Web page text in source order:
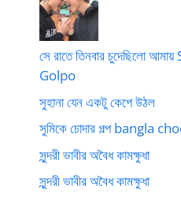
সে রাতে তিনবার চুদেছিলো
Golpo
সুহানা যেন একটু কেপে উঠল
সুমিকে চোদার গল্প bangla
সুন্দরী ভাবীর অবৈধ কামক্ষুধা
সুন্দরী ভাবীর অবৈধ কামক্ষুধা